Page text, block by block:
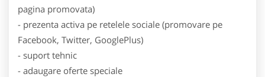
pagina promovata)
- prezenta activa pe retelele sociale (promovare pe
Facebook, Twitter, GooglePlus)
- suport tehnic
- adaugare oferte speciale